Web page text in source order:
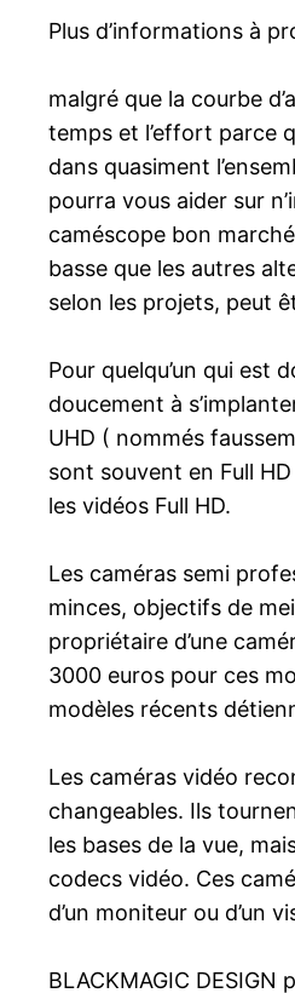
Plus d’informations à
malgré que la courbe
temps et l’effort parce
dans quasiment
pourra vous aider sur
caméscope bon
basse que les autres
selon les projets, peut
Pour quelqu’un qui est
doucement à
UHD ( nommés
sont souvent en Full
les vidéos Full HD.
Les caméras semi
minces, objectifs de
propriétaire d’une
3000 euros pour ces
modèles récents
Les caméras vidéo
changeables. Ils
les bases de la vue,
codecs vidéo. Ces
d’un moniteur ou d’un
BLACKMAGIC